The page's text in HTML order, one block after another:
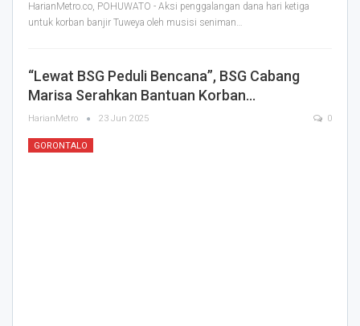
HarianMetro.co, POHUWATO - Aksi penggalangan dana hari ketiga
untuk korban banjir Tuweya oleh musisi seniman…
“Lewat BSG Peduli Bencana”, BSG Cabang
Marisa Serahkan Bantuan Korban…
HarianMetro 23 Jun 2025 0
GORONTALO